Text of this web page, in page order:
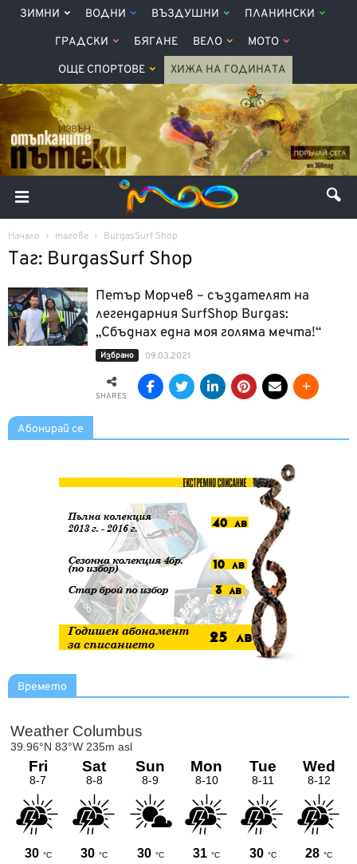
ЗИМНИ ВОДНИ ВЪЗДУШНИ ПЛАНИНСКИ
ГРАДСКИ БЯГАНЕ ВЕЛО МОТО
ОЩЕ СПОРТОВЕ ХИЖА НА ГОДИНАТА
Начало тагове BurgasSurf Shop
Таг: BurgasSurf Shop
Петър Морчев – създателят на
легендарния SurfShop Burgas:
„Сбъднах една моя голяма мечта!“
Избрано 09.03.2021
SHARES
Абонирай се
Времето